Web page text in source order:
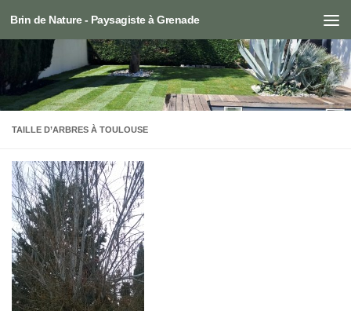
Skip to content
Brin de Nature - Paysagiste à Grenade
TAILLE D’ARBRES À TOULOUSE